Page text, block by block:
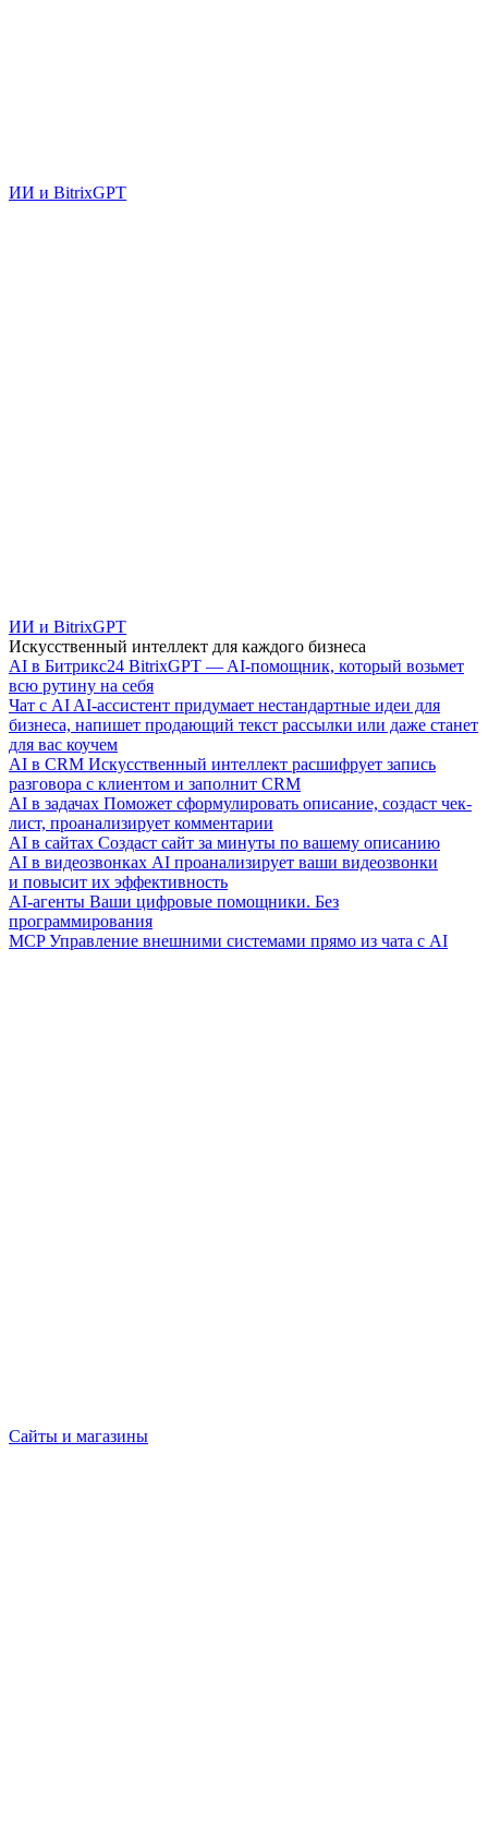
ИИ и BitrixGPT
ИИ и BitrixGPT
Искусственный интеллект для каждого бизнеса
AI в Битрикс24 BitrixGPT — AI-помощник, который возьмет
всю рутину на себя
Чат с AI AI-ассистент придумает нестандартные идеи для
бизнеса, напишет продающий текст рассылки или даже станет
для вас коучем
AI в CRM Искусственный интеллект расшифрует запись
разговора с клиентом и заполнит CRM
AI в задачах Поможет сформулировать описание, создаст чек-
лист, проанализирует комментарии
AI в сайтах Создаст сайт за минуты по вашему описанию
AI в видеозвонках AI проанализирует ваши видеозвонки
и повысит их эффективность
AI-агенты Ваши цифровые помощники. Без
программирования
MCP Управление внешними системами прямо из чата с AI
Сайты и магазины